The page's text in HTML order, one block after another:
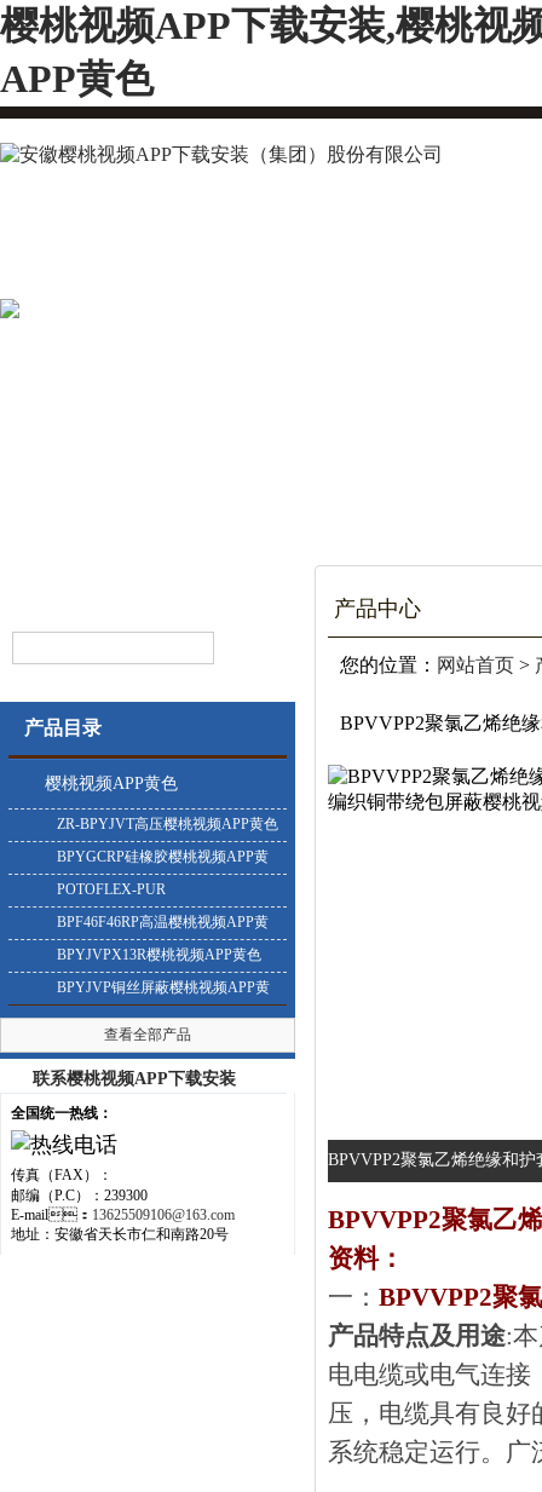
樱桃视频APP下载安装,樱桃视
APP黄色
产品目录
樱桃视频APP黄色
ZR-BPYJVT高压樱桃视频APP黄色
BPYGCRP硅橡胶樱桃视频APP黄
色
POTOFLEX-PUR
BPF46F46RP高温樱桃视频APP黄
色
BPYJVPX13R樱桃视频APP黄色
BPYJVP铜丝屏蔽樱桃视频APP黄
色
查看全部产品
联系樱桃视频APP下载安装
全国统一热线：
传真（FAX）：
邮编（P.C）：239300
E-mail： 13625509106@163.com
地址：安徽省天长市仁和南路20号
产品中心
您的位置： 网站首页 >
BPVVPP2聚氯乙烯绝
BPVVPP2聚氯乙烯绝缘和护
BPVVPP2聚氯乙
资料：
一： BPVVPP2聚
产品特点及用途:
电电缆或电气连接
压，电缆具有良
系统稳定运行。广